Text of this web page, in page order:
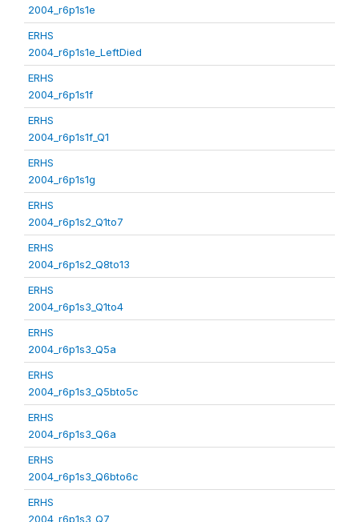
2004_r6p1s1e
ERHS
2004_r6p1s1e_LeftDied
ERHS
2004_r6p1s1f
ERHS
2004_r6p1s1f_Q1
ERHS
2004_r6p1s1g
ERHS
2004_r6p1s2_Q1to7
ERHS
2004_r6p1s2_Q8to13
ERHS
2004_r6p1s3_Q1to4
ERHS
2004_r6p1s3_Q5a
ERHS
2004_r6p1s3_Q5bto5c
ERHS
2004_r6p1s3_Q6a
ERHS
2004_r6p1s3_Q6bto6c
ERHS
2004_r6p1s3_Q7